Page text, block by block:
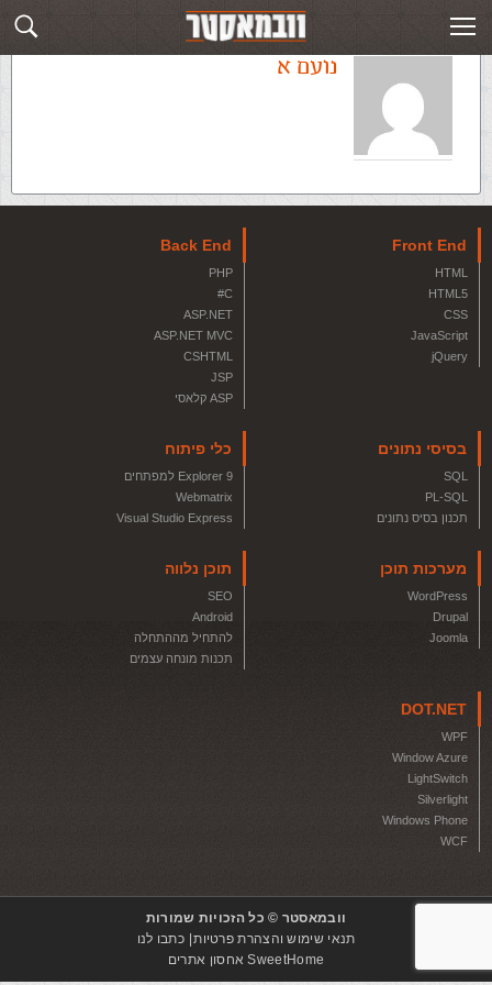
נועם א
Front End
HTML
HTML5
CSS
JavaScript
jQuery
Back End
PHP
C#
ASP.NET
ASP.NET MVC
CSHTML
JSP
ASP קלאסי
בסיסי נתונים
SQL
PL-SQL
תכנון בסיס נתונים
כלי פיתוח
Explorer 9 למפתחים
Webmatrix
Visual Studio Express
מערכות תוכן
WordPress
Drupal
Joomla
תוכן נלווה
SEO
Android
להתחיל מההתחלה
תכנות מונחה עצמים
DOT.NET
WPF
Window Azure
LightSwitch
Silverlight
Windows Phone
WCF
וובמאסטר © כל הזכויות שמורות
תנאי שימוש והצהרת פרטיות כתבו לנו
SweetHome אחסון אתרים